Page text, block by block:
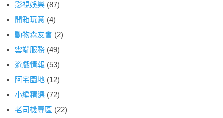
影視娛樂 (87)
開箱玩意 (4)
動物森友會 (2)
雲端服務 (49)
遊戲情報 (53)
阿宅園地 (12)
小編精選 (72)
老司機專區 (22)